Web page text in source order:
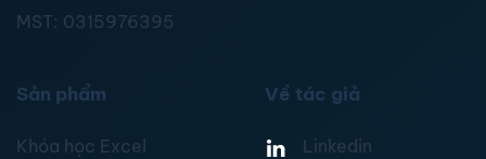
MST: 0315976395
Sản phẩm
Khóa học Excel
Về tác giả
Linkedin